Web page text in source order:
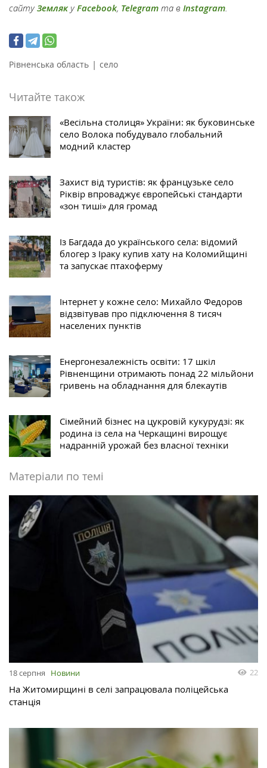
сайтуЗемлякуFacebook, Telegram та в Instagram.
Рівненська область | село
Читайте також
«Весільна столиця» України: як буковинське
село Волока побудувало глобальний
модний кластер
Захист від туристів: як французьке село
Ріквір впроваджує європейські стандарти
«зон тиші» для громад
Із Багдада до українського села: відомий
блогер з Іраку купив хату на Коломийщині
та запускає птахоферму
Інтернет у кожне село: Михайло Федоров
відзвітував про підключення 8 тисяч
населених пунктів
Енергонезалежність освіти: 17 шкіл
Рівненщини отримають понад 22 мільйони
гривень на обладнання для блекаутів
Сімейний бізнес на цукровій кукурудзі: як
родина із села на Черкащині вирощує
надранній урожай без власної техніки
Матеріали по темі
18 серпня Новини 22
На Житомирщині в селі запрацювала поліцейська
станція